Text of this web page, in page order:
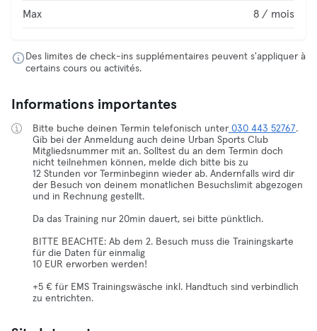
Max 8 / mois
Des limites de check-ins supplémentaires peuvent s'appliquer à
certains cours ou activités.
Informations importantes
Bitte buche deinen Termin telefonisch unter030 443 52767.
Gib bei der Anmeldung auch deine Urban Sports Club
Mitgliedsnummer mit an. Solltest du an dem Termin doch
nicht teilnehmen können, melde dich bitte bis zu
12 Stunden vor Terminbeginn wieder ab. Andernfalls wird dir
der Besuch von deinem monatlichen Besuchslimit abgezogen
und in Rechnung gestellt.
Da das Training nur 20min dauert, sei bitte pünktlich.
BITTE BEACHTE: Ab dem 2. Besuch muss die Trainingskarte
für die Daten für einmalig
10 EUR erworben werden!
+5 € für EMS Trainingswäsche inkl. Handtuch sind verbindlich
zu entrichten.